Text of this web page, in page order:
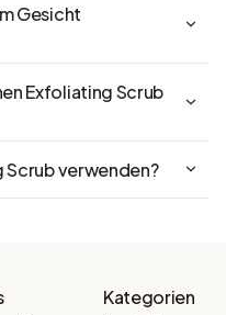
Gesicht
Exfoliating Scrub
Scrub verwenden?
Kategorien